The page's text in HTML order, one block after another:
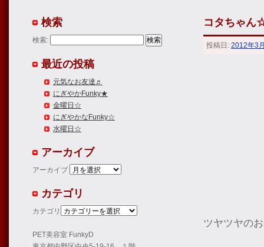
コタちゃん
投稿日: 2012年3
ツヤツヤの
検索
検索:
最近の投稿
元気なお友達♬
にぎやかFunky★
金曜日☆
にぎやかなFunky☆
水曜日☆
アーカイブ
アーカイブ
カテゴリ
カテゴリ
PET美容室 FunkyD